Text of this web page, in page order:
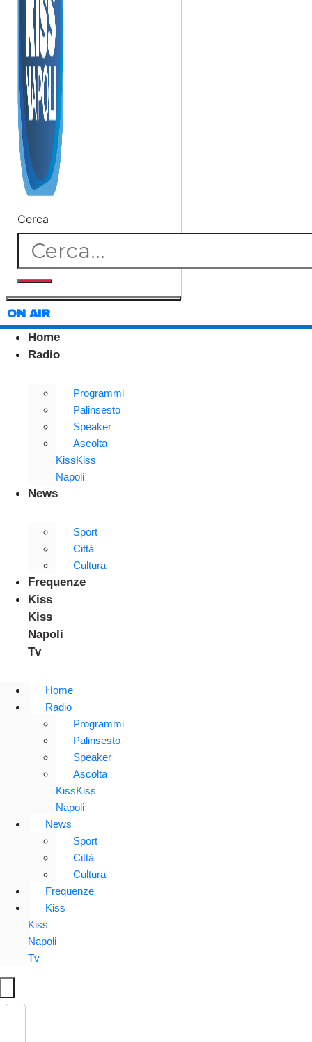
Cerca
ON AIR
Home
Radio
Programmi
Palinsesto
Speaker
Ascolta
KissKiss
Napoli
News
Sport
Città
Cultura
Frequenze
Kiss
Kiss
Napoli
Tv
Home
Radio
Programmi
Palinsesto
Speaker
Ascolta
KissKiss
Napoli
News
Sport
Città
Cultura
Frequenze
Kiss
Kiss
Napoli
Tv